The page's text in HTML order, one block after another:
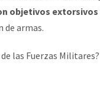
objetivos
de armas.
las Fuerzas Militares?